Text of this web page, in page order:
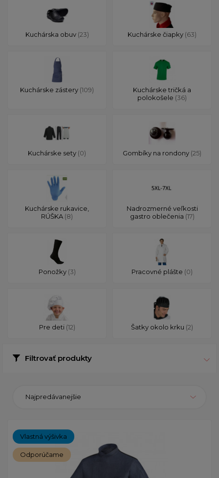
Kuchárska obuv (23) Kuchárske čiapky (63)
Kuchárske zástery (109)
Kuchárske tričká a
polokošele (36)
Kuchárske sety (0) Gombíky na rondony (25)
Kuchárske rukavice,
RÚŠKA (8)
Nadrozmerné veľkosti
gastro oblečenia (17)
Ponožky (3) Pracovné plášte (0)
Pre deti (12) Šatky okolo krku (2)
Filtrovať produkty
Najpredávanejšie
Vlastná výšivka
Odporúčame